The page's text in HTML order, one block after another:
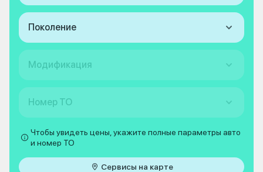
Поколение
Модификация
Номер ТО
Чтобы увидеть цены, укажите полные параметры авто
и номер ТО
Сервисы на карте